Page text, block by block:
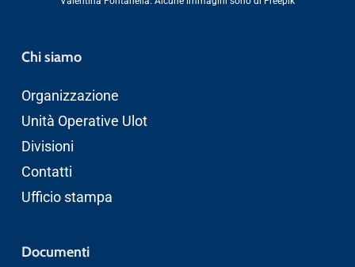
Chi siamo
Organizzazione
Unità Operative Ulot
Divisioni
Contatti
Ufficio stampa
Documenti